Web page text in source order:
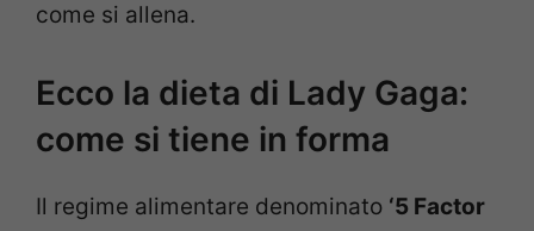
come si allena.
Ecco la dieta di Lady Gaga:
come si tiene in forma
Il regime alimentare denominato ‘5 Factor